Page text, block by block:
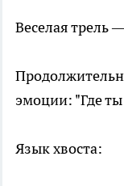
Веселая трель
эмоции: "Где
Язык хвоста: